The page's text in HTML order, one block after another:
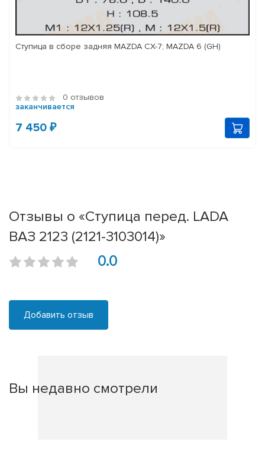
Ступица в сборе задняя MAZDA CX-7; MAZDA 6 (GH)
0 отзывов
заканчивается
7 450 ₽
Отзывы о «Ступица перед. LADA
ВАЗ 2123 (2121-3103014)»
0.0
Добавить отзыв
Вы недавно смотрели